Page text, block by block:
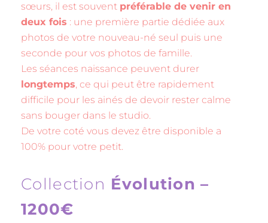
sœurs, il est souvent préférable de venir en
deux fois : une première partie dédiée aux
photos de votre nouveau-né seul puis une
seconde pour vos photos de famille.
Les séances naissance peuvent durer
longtemps, ce qui peut être rapidement
difficile pour les ainés de devoir rester calme
sans bouger dans le studio.
De votre coté vous devez être disponible a
100% pour votre petit.
Collection Évolution –
1200€